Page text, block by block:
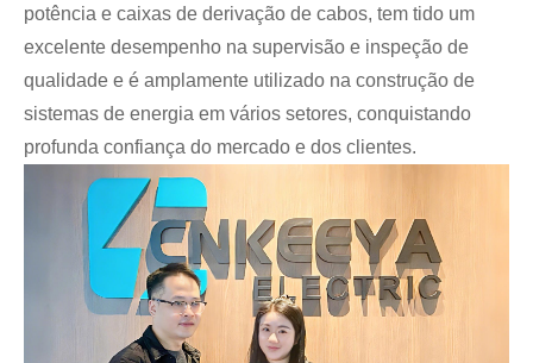
potência e caixas de derivação de cabos, tem tido um
excelente desempenho na supervisão e inspeção de
qualidade e é amplamente utilizado na construção de
sistemas de energia em vários setores, conquistando
profunda confiança do mercado e dos clientes.